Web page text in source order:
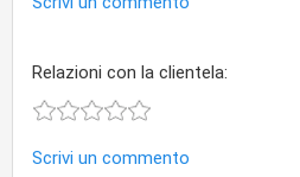
Relazioni con la clientela:
Scrivi un commento